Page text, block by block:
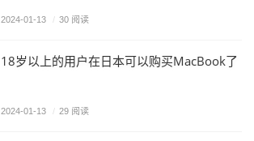
2024-01-13 / 30 阅读
18岁以上的用户在日本可以购买MacBook了
2024-01-13 / 29 阅读